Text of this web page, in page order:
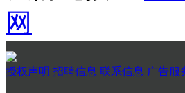
网
授权声明 招聘信息 联系信息 广告服